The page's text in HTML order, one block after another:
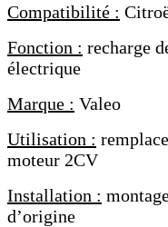
Compatibilité :
Fonction : recharge
électrique
Marque : Valeo
Utilisation :
moteur 2CV
Installation :
d’origine